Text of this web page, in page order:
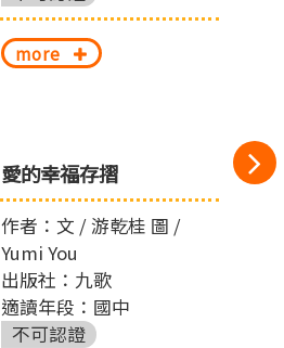
more
愛的幸福存摺
作者：文 / 游乾桂 圖 /
Yumi You
出版社：九歌
適讀年段：國中
不可認證